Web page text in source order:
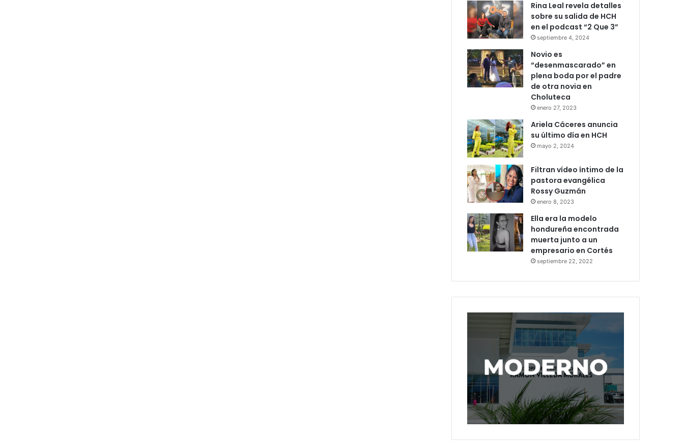
Rina Leal revela detalles
sobre su salida de HCH
en el podcast “2 Que 3”
septiembre 4, 2024
Novio es
“desenmascarado” en
plena boda por el padre
de otra novia en
Choluteca
enero 27, 2023
Ariela Cáceres anuncia
su último día en HCH
mayo 2, 2024
Filtran vídeo íntimo de la
pastora evangélica
Rossy Guzmán
enero 8, 2023
Ella era la modelo
hondureña encontrada
muerta junto a un
empresario en Cortés
septiembre 22, 2022